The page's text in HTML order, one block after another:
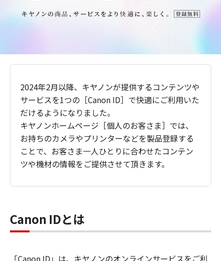
2024年2月以降、キヤノンが提供するコンテンツや
サービスを1つの［Canon ID］で快適にご利用いた
だけるようになりました。
キヤノンホームページ［個人のお客さま］では、
お持ちのカメラやプリンターなどを製品登録する
ことで、お客さま一人ひとりに合わせたコンテン
ツや機材の情報をご提供させて頂きます。
Canon IDとは
「Canon ID」は、キヤノンのオンラインサービスをご利